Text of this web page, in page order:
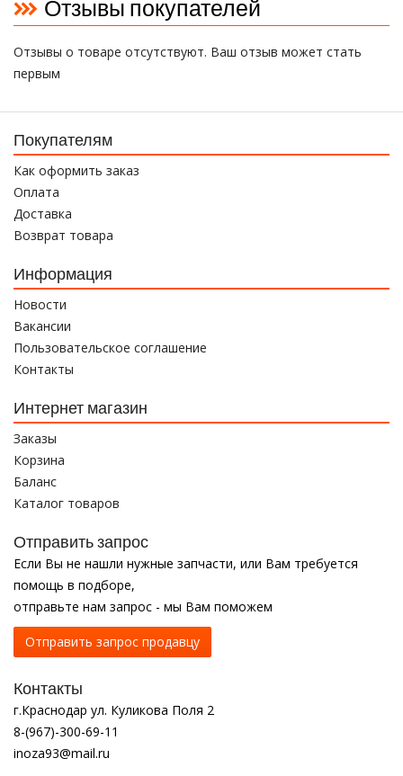
Отзывы покупателей
Отзывы о товаре отсутствуют. Ваш отзыв может стать
первым
Покупателям
Как оформить заказ
Оплата
Доставка
Возврат товара
Информация
Новости
Вакансии
Пользовательское соглашение
Контакты
Интернет магазин
Заказы
Корзина
Баланс
Каталог товаров
Отправить запрос
Если Вы не нашли нужные запчасти, или Вам требуется
помощь в подборе,
отправьте нам запрос - мы Вам поможем
Отправить запрос продавцу
Контакты
г.Краснодар ул. Куликова Поля 2
8-(967)-300-69-11
inoza93@mail.ru